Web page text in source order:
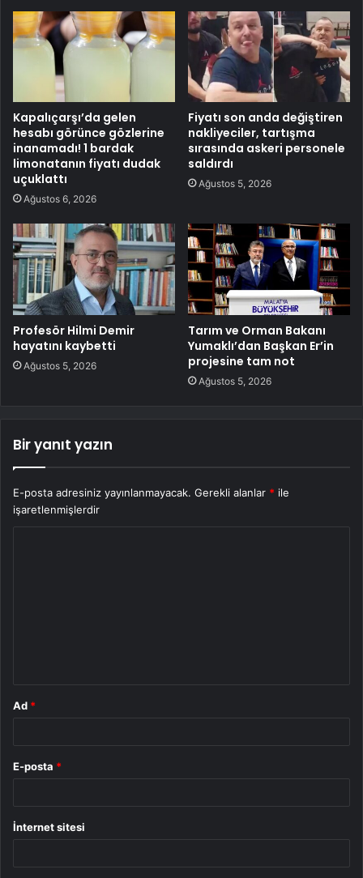
Kapalıçarşı’da gelen
hesabı görünce gözlerine
inanamadı! 1 bardak
limonatanın fiyatı dudak
uçuklattı
Ağustos 6, 2026
Fiyatı son anda değiştiren
nakliyeciler, tartışma
sırasında askeri personele
saldırdı
Ağustos 5, 2026
Profesör Hilmi Demir
hayatını kaybetti
Ağustos 5, 2026
Tarım ve Orman Bakanı
Yumaklı’dan Başkan Er’in
projesine tam not
Ağustos 5, 2026
Bir yanıt yazın
E-posta adresiniz yayınlanmayacak. Gerekli alanlar * ile
işaretlenmişlerdir
Ad *
E-posta *
İnternet sitesi